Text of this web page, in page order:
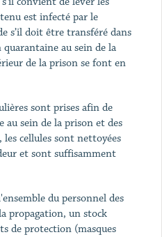
est infecté par le
s’il doit être transféré dans
au sein de la
de la prison se font en
sont prises afin de
au sein de la prison et des
les cellules sont nettoyées
et sont suffisamment
du personnel des
propagation, un stock
de protection (masques